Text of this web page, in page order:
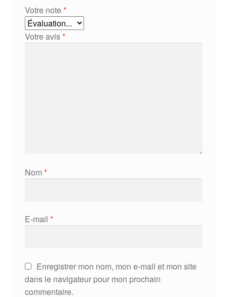
Votre note*
Votre avis*
Nom *
E-mail *
Enregistrer mon nom, mon e-mail et mon site
dans le navigateur pour mon prochain
commentaire.